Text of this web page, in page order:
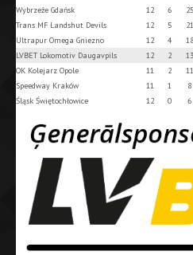
Wybrzeże Gdańsk
12 6 25
Trans MF Landshut Devils
12 5 21
Ultrapur Omega Gniezno
12 4 18
LVBET Lokomotiv Daugavpils
12 2 13
OK Kolejarz Opole
11 2 11
Speedway Kraków
11 1 8
Śląsk Świętochłowice
12 0 6